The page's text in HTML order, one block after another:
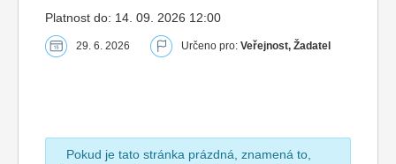
Platnost do: 14. 09. 2026 12:00
29. 6. 2026 Určeno pro: Veřejnost, Žadatel
Pokud je tato stránka prázdná, znamená to,